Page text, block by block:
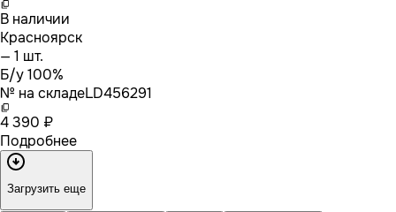
В наличии
Красноярск
— 1 шт.
Б/у 100%
№ на складеLD456291
4 390 ₽
Подробнее
Загрузить еще